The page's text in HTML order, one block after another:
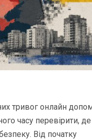
тривог онлайн
часу перевірити, де
Від початку